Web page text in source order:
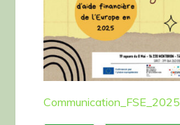
Communication_FSE_2025